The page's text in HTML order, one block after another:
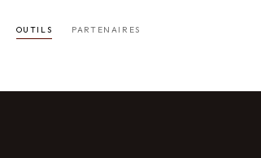
OUTILS PARTENAIRES